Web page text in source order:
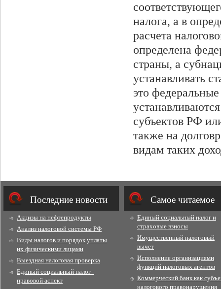
налога, а в
расчета
определена
страны, а
устанавливать
это
субъектов РФ
также на
видам таких
Последние новости
Акцизы на нефтепродукты
Анализ налоговой системы РФ
Виды налогов и порядок уплаты
их физическими лицами
Выездная налоговая проверка
Единый социальный налог -
правовой аспект
Cамое читаемое
Единый социальный налог и
страховые взносы
Имущественный налоговый
вычет
Исполнение организациями
функций налоговых агентов
Коммерческий банк как
налогового правонарушения